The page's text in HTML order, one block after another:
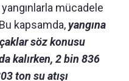
mücadele
kapsamda,yangına
söz konusu
kalırken, 2 bin 836
ton su atışı